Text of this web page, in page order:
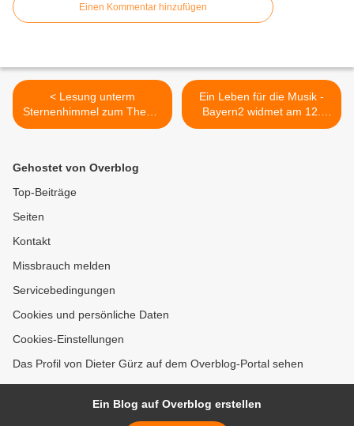
Einen Kommentar hinzufügen
< Lesung unterm
Sternenhimmel zum Thema
Heimat - zauberhafte
Ein Leben für die Musik -
Bayern2 widmet am 12.
September dem
Gehostet von Overblog
Top-Beiträge
Seiten
Kontakt
Missbrauch melden
Servicebedingungen
Cookies und persönliche Daten
Cookies-Einstellungen
Das Profil von Dieter Gürz auf dem Overblog-Portal sehen
Ein Blog auf Overblog erstellen